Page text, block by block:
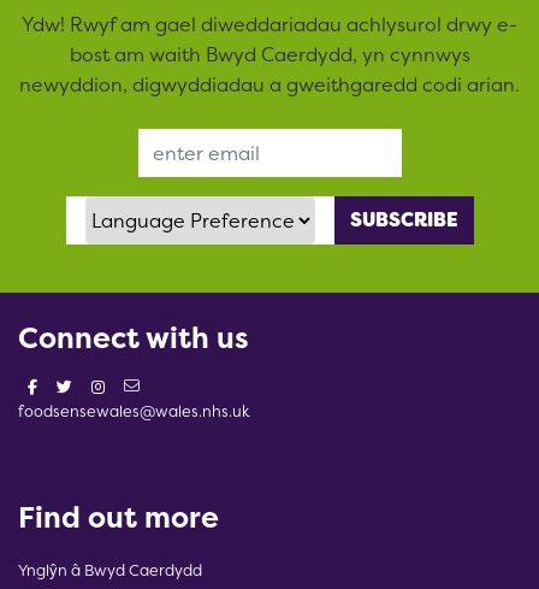
Ydw! Rwyf am gael diweddariadau achlysurol drwy e-
bost am waith Bwyd Caerdydd, yn cynnwys
newyddion, digwyddiadau a gweithgaredd codi arian.
Language Preference
Connect with us
foodsensewales@wales.nhs.uk
Find out more
Ynglŷn â Bwyd Caerdydd